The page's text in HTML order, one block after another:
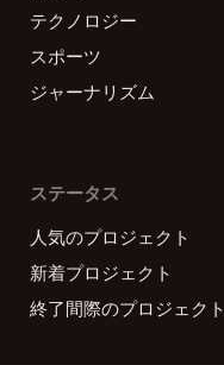
テクノロジー
スポーツ
ジャーナリズム
ステータス
人気のプロジェクト
新着プロジェクト
終了間際のプロジェクト